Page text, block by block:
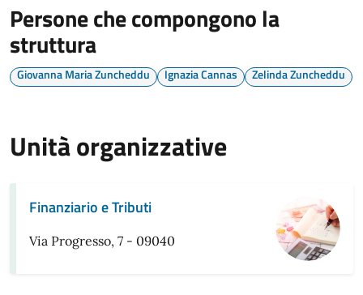
Persone che compongono la
struttura
Giovanna Maria Zuncheddu Ignazia Cannas Zelinda Zuncheddu
Unità organizzative
Finanziario e Tributi
Via Progresso, 7 - 09040